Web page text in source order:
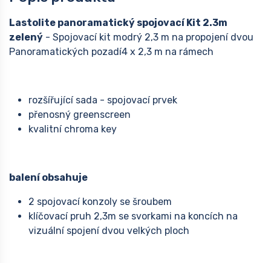
Lastolite panoramatický spojovací Kit 2.3m
zelený - Spojovací kit modrý 2,3 m na propojení dvou
Panoramatických pozadí4 x 2,3 m na rámech
rozšířující sada - spojovací prvek
přenosný greenscreen
kvalitní chroma key
balení obsahuje
2 spojovací konzoly se šroubem
klíčovací pruh 2,3m se svorkami na koncích na
vizuální spojení dvou velkých ploch